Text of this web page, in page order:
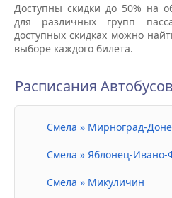
Доступны скидки до 50% на
для различных групп
доступных скидках можно
выборе каждого билета.
Расписания
Смела » Мирноград-
Смела » Яблонец-Ивано-
Смела » Микуличин